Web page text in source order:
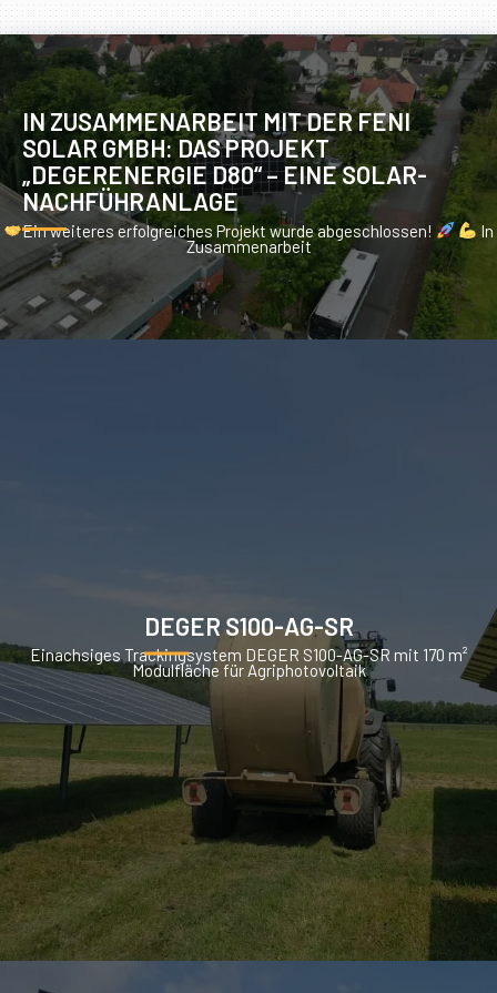
IN ZUSAMMENARBEIT MIT DER FENI
SOLAR GMBH: DAS PROJEKT
„DEGERENERGIE D80“ – EINE SOLAR-
NACHFÜHRANLAGE
Ein weiteres erfolgreiches Projekt wurde abgeschlossen!
In
Zusammenarbeit
DEGER S100-AG-SR
Einachsiges Trackingsystem DEGER S100-AG-SR mit 170 m²
Modulfläche für Agriphotovoltaik